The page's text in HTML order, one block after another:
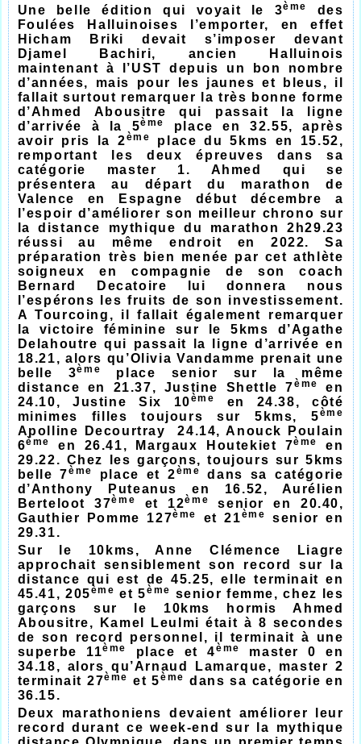
Une belle édition qui voyait le 3ème
des
Foulées Halluinoises l’emporter, en effet
Hicham Briki devait s’imposer devant
Djamel Bachiri, ancien Halluinois
maintenant à l’UST depuis un bon nombre
d’années, mais pour les jaunes et bleus, il
fallait surtout remarquer la très bonne forme
d’Ahmed Abousitre qui passait la ligne
d’arrivée à la 5ème
place en 32.55, après
avoir pris la 2ème
place du 5kms en 15.52,
remportant les deux épreuves dans sa
catégorie master 1. Ahmed qui se
présentera au départ du marathon de
Valence en Espagne début décembre a
l’espoir d’améliorer son meilleur chrono sur
la distance mythique du marathon 2h29.23
réussi au même endroit en 2022. Sa
préparation très bien menée par cet athlète
soigneux en compagnie de son coach
Bernard Decatoire lui donnera nous
l’espérons les fruits de son investissement.
A Tourcoing, il fallait également remarquer
la victoire féminine sur le 5kms d’Agathe
Delahoutre qui passait la ligne d’arrivée en
18.21, alors qu’Olivia Vandamme prenait une
belle 3ème
place senior sur la même
distance en 21.37, Justine Shettle 7ème
en
24.10, Justine Six 10ème
en 24.38, côté
minimes filles toujours sur 5kms, 5ème
Apolline Decourtray 24.14, Anouck Poulain
6ème en 26.41, Margaux Houtekiet 7ème
en
29.22. Chez les garçons, toujours sur 5kms
belle 7ème place et 2ème
dans sa catégorie
d’Anthony Puteanus en 16.52, Aurélien
Berteloot 37ème et 12ème
senior en 20.40,
Gauthier Pomme 127ème et 21ème
senior en
29.31.
Sur le 10kms, Anne Clémence Liagre
approchait sensiblement son record sur la
distance qui est de 45.25, elle terminait en
45.41, 205ème et 5ème senior femme, chez les
garçons sur le 10kms hormis Ahmed
Abousitre, Kamel Leulmi était à 8 secondes
de son record personnel, il terminait à une
superbe 11ème place et 4ème
master 0 en
34.18, alors qu’Arnaud Lamarque, master 2
terminait 27ème et 5ème dans sa catégorie en
36.15.
Deux marathoniens devaient améliorer leur
record durant ce week-end sur la mythique